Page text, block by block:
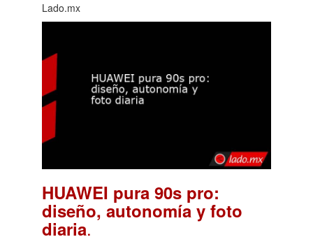
Lado.mx
HUAWEI pura 90s pro:
diseño, autonomía y foto
diaria.